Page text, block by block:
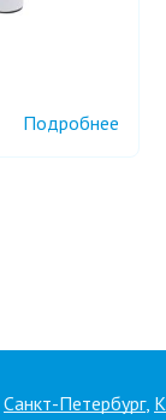
Подробнее
Санкт-Петербург,